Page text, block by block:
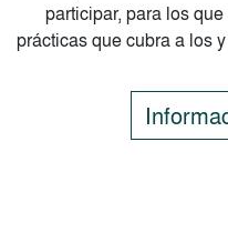
participar, para los
prácticas que cubra a los